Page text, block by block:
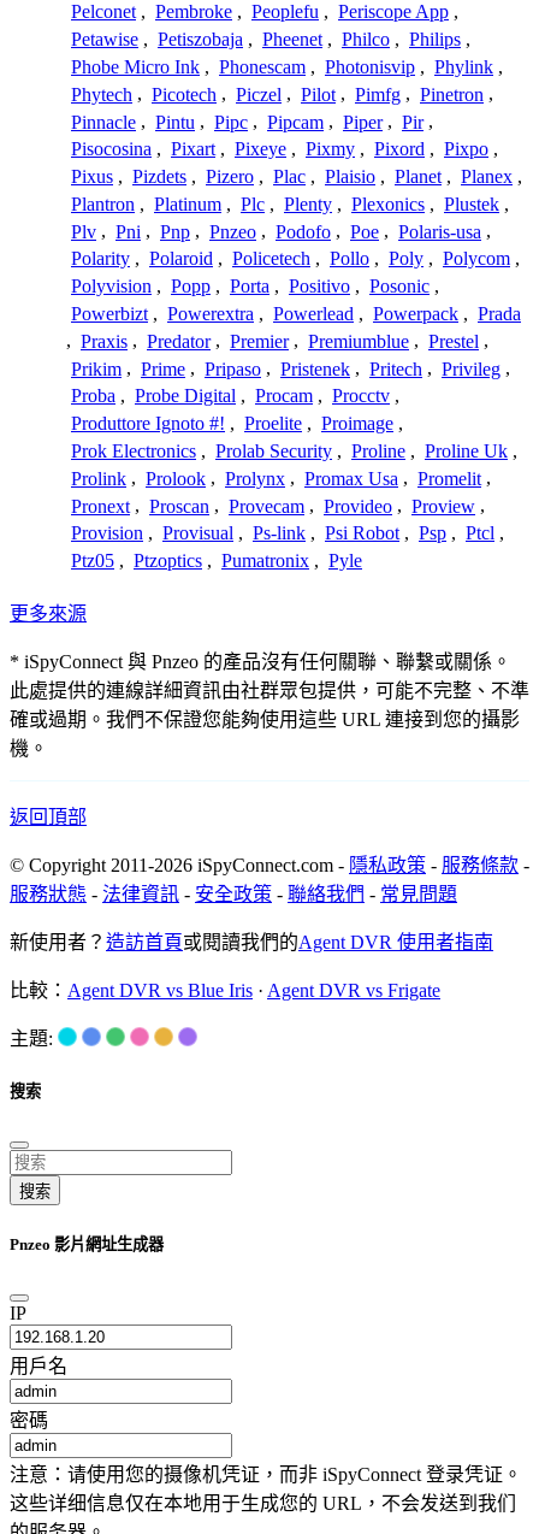
Pelconet , Pembroke , Peoplefu , Periscope App ,
Petawise , Petiszobaja , Pheenet , Philco , Philips ,
Phobe Micro Ink , Phonescam , Photonisvip , Phylink ,
Phytech , Picotech , Piczel , Pilot , Pimfg , Pinetron ,
Pinnacle , Pintu , Pipc , Pipcam , Piper , Pir ,
Pisocosina , Pixart , Pixeye , Pixmy , Pixord , Pixpo ,
Pixus , Pizdets , Pizero , Plac , Plaisio , Planet , Planex ,
Plantron , Platinum , Plc , Plenty , Plexonics , Plustek ,
Plv , Pni , Pnp , Pnzeo , Podofo , Poe , Polaris-usa ,
Polarity , Polaroid , Policetech , Pollo , Poly , Polycom ,
Polyvision , Popp , Porta , Positivo , Posonic ,
Powerbizt , Powerextra , Powerlead , Powerpack , Prada
, Praxis , Predator , Premier , Premiumblue , Prestel ,
Prikim , Prime , Pripaso , Pristenek , Pritech , Privileg ,
Proba , Probe Digital , Procam , Procctv ,
Produttore Ignoto #! , Proelite , Proimage ,
Prok Electronics , Prolab Security , Proline , Proline Uk ,
Prolink , Prolook , Prolynx , Promax Usa , Promelit ,
Pronext , Proscan , Provecam , Provideo , Proview ,
Provision , Provisual , Ps-link , Psi Robot , Psp , Ptcl ,
Ptz05 , Ptzoptics , Pumatronix , Pyle
更多來源
* iSpyConnect 與 Pnzeo 的產品沒有任何關聯、聯繫或關係。
此處提供的連線詳細資訊由社群眾包提供，可能不完整、不準
確或過期。我們不保證您能夠使用這些 URL 連接到您的攝影
機。
返回頂部
© Copyright 2011-2026 iSpyConnect.com - 隱私政策 - 服務條款 -
服務狀態 - 法律資訊 - 安全政策 - 聯絡我們 - 常見問題
新使用者？ 造訪首頁或閱讀我們的Agent DVR 使用者指南
比較： Agent DVR vs Blue Iris · Agent DVR vs Frigate
主題:
搜索
搜索
Pnzeo 影片網址生成器
IP
用戶名
密碼
注意：请使用您的摄像机凭证，而非 iSpyConnect 登录凭证。
这些详细信息仅在本地用于生成您的 URL，不会发送到我们